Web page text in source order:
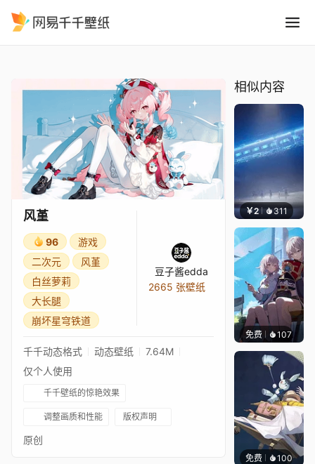
风堇
96
游戏
二次元
风堇
白丝萝莉
大长腿
崩坏星穹铁道
豆子酱edda
2665 张壁纸
千千动态格式 动态壁纸
7.64M
仅个人使用
千千壁纸的惊艳效果
调整画质和性能 版权声明
原创
相似内容
￥2 311 栩
免费 107
免费 100Tikzito